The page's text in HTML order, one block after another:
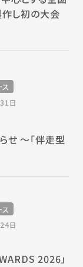
し初の大会
日
せ 〜「伴走型
日
2026」